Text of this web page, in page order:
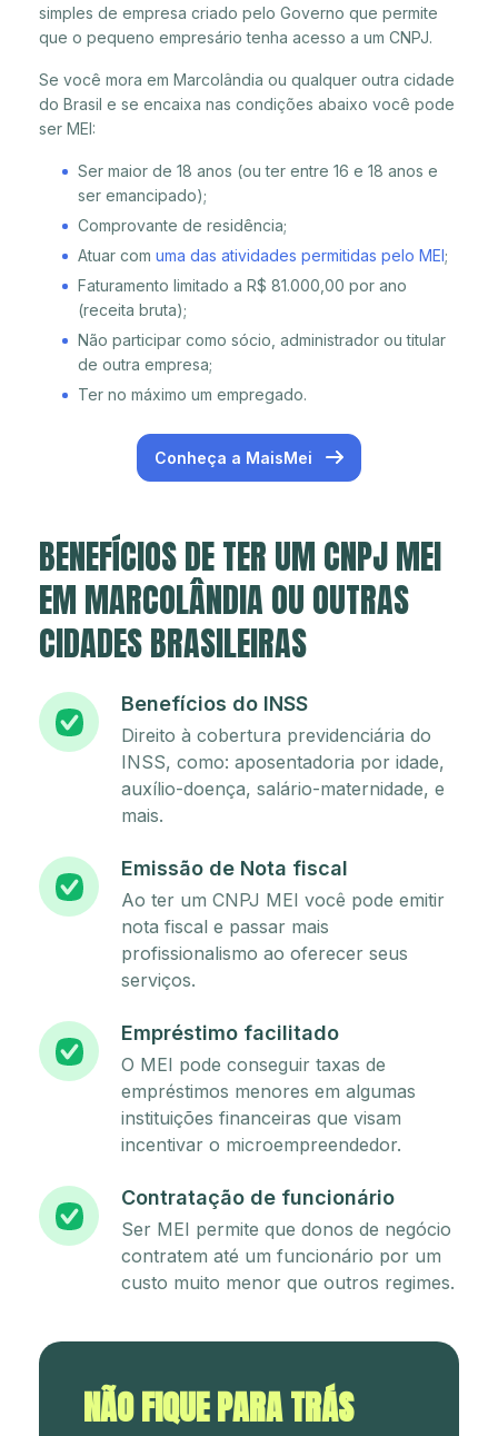
simples de empresa criado pelo Governo que permite
que o pequeno empresário tenha acesso a um CNPJ.
Se você mora em Marcolândia ou qualquer outra cidade
do Brasil e se encaixa nas condições abaixo você pode
ser MEI:
Ser maior de 18 anos (ou ter entre 16 e 18 anos e
ser emancipado);
Comprovante de residência;
Atuar com uma das atividades permitidas pelo MEI;
Faturamento limitado a R$ 81.000,00 por ano
(receita bruta);
Não participar como sócio, administrador ou titular
de outra empresa;
Ter no máximo um empregado.
Conheça a MaisMei
BENEFÍCIOS DE TER UM CNPJ MEI
EM MARCOLÂNDIA OU OUTRAS
CIDADES BRASILEIRAS
Benefícios do INSS
Direito à cobertura previdenciária do
INSS, como: aposentadoria por idade,
auxílio-doença, salário-maternidade, e
mais.
Emissão de Nota fiscal
Ao ter um CNPJ MEI você pode emitir
nota fiscal e passar mais
profissionalismo ao oferecer seus
serviços.
Empréstimo facilitado
O MEI pode conseguir taxas de
empréstimos menores em algumas
instituições financeiras que visam
incentivar o microempreendedor.
Contratação de funcionário
Ser MEI permite que donos de negócio
contratem até um funcionário por um
custo muito menor que outros regimes.
NÃO FIQUE PARA TRÁS